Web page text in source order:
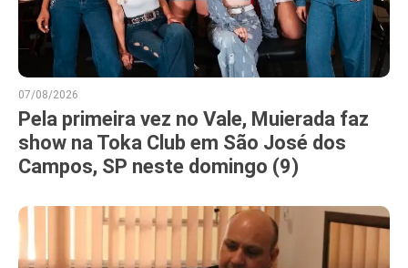
07/08/2026
Pela primeira vez no Vale, Muierada faz
show na Toka Club em São José dos
Campos, SP neste domingo (9)